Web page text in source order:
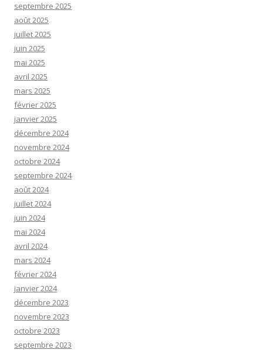
septembre 2025
août 2025
juillet 2025
juin 2025
mai 2025
avril 2025
mars 2025
février 2025
janvier 2025
décembre 2024
novembre 2024
octobre 2024
septembre 2024
août 2024
juillet 2024
juin 2024
mai 2024
avril 2024
mars 2024
février 2024
janvier 2024
décembre 2023
novembre 2023
octobre 2023
septembre 2023